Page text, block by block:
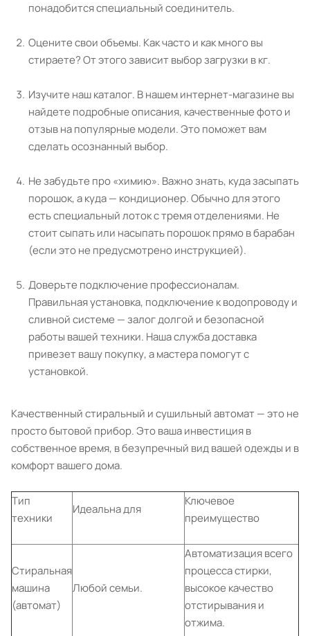
понадобится специальный соединитель.
Оцените свои объемы. Как часто и как много вы
стираете? От этого зависит выбор загрузки в кг.
Изучите наш каталог. В нашем интернет-магазине вы
найдете подробные описания, качественные фото и
отзыв на популярные модели. Это поможет вам
сделать осознанный выбор.
Не забудьте про «химию». Важно знать, куда засыпать
порошок, а куда — кондиционер. Обычно для этого
есть специальный лоток с тремя отделениями. Не
стоит сыпать или насыпать порошок прямо в барабан
(если это не предусмотрено инструкцией).
Доверьте подключение профессионалам.
Правильная установка, подключение к водопроводу и
сливной системе — залог долгой и безопасной
работы вашей техники. Наша служба доставка
привезет вашу покупку, а мастера помогут с
установкой.
Качественный стиральный и сушильный автомат — это не
просто бытовой прибор. Это ваша инвестиция в
собственное время, в безупречный вид вашей одежды и в
комфорт вашего дома.
Тип
техники
Идеальна для
Ключевое
преимущество
Стиральная
машина
(автомат)
Любой семьи.
Автоматизация всего
процесса стирки,
высокое качество
отстирывания и
отжима.